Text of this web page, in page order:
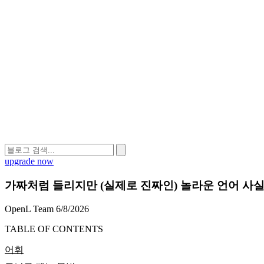
upgrade now
가짜처럼 들리지만 (실제로 진짜인) 놀라운 언어 사
OpenL Team 6/8/2026
TABLE OF CONTENTS
어휘